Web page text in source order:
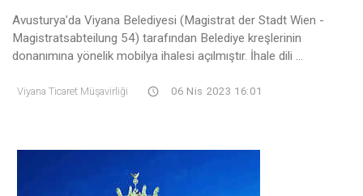
Avusturya’da Viyana Belediyesi (Magistrat der Stadt Wien -
Magistratsabteilung 54) tarafından Belediye kreşlerinin
donanımına yönelik mobilya ihalesi açılmıştır. İhale dili ...
Viyana Ticaret Müşavirliği 06 Nis 2023 16:01